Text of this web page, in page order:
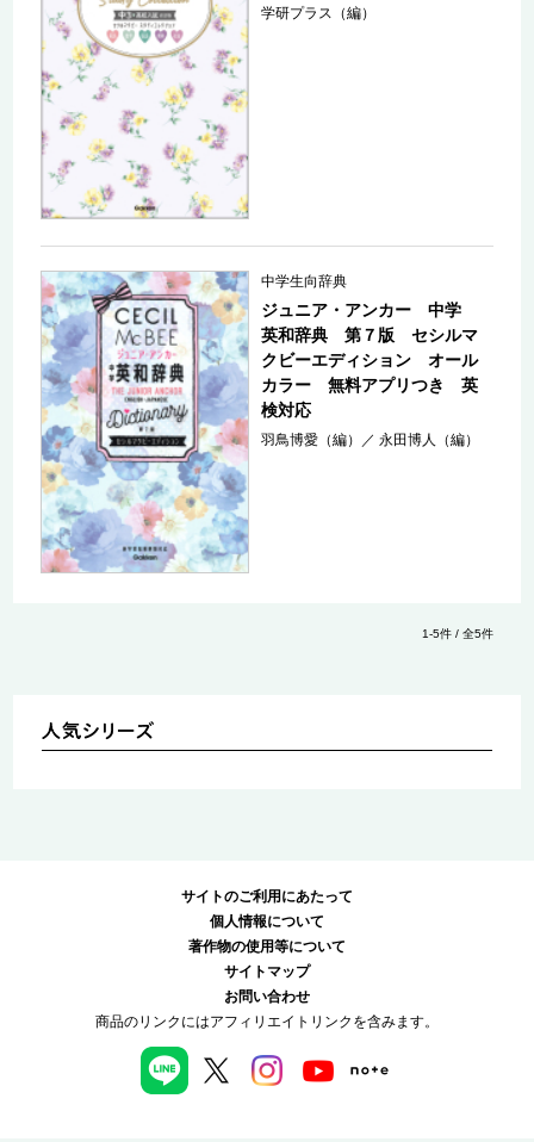
学研プラス（編）
中学生向辞典
ジュニア・アンカー 中学
英和辞典 第７版 セシルマ
クビーエディション オール
カラー 無料アプリつき 英
検対応
羽鳥博愛（編） ／永田博人（編）
1-5件 / 全5件
サイトのご利用にあたって
個人情報について
著作物の使用等について
サイトマップ
お問い合わせ
商品のリンクにはアフィリエイトリンクを含みます。